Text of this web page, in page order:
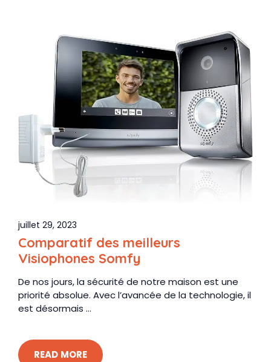
juillet 29, 2023
Comparatif des meilleurs
Visiophones Somfy
De nos jours, la sécurité de notre maison est une
priorité absolue. Avec l’avancée de la technologie, il
est désormais ...
READ MORE